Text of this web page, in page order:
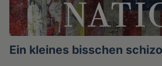
Ein kleines bisschen